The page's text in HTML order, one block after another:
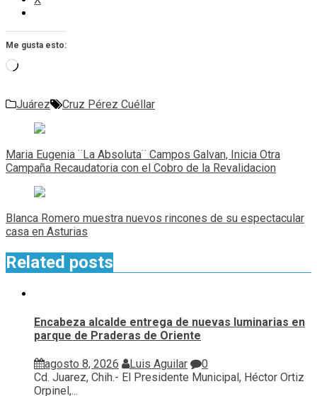
Me gusta esto:
Cargando...
Juárez Cruz Pérez Cuéllar
Navegación
de
entradas
Maria Eugenia ¨La Absoluta¨ Campos Galvan, Inicia Otra
Campaña Recaudatoria con el Cobro de la Revalidacion
Blanca Romero muestra nuevos rincones de su espectacular
casa en Asturias
Related posts
Encabeza alcalde entrega de nuevas luminarias en
parque de Praderas de Oriente
agosto 8, 2026 Luis Aguilar
0
Cd. Juarez, Chih.- El Presidente Municipal, Héctor Ortiz
Orpinel,...